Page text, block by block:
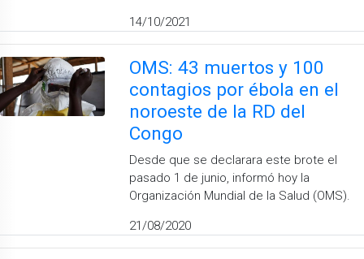
14/10/2021
OMS: 43 muertos y 100
contagios por ébola en el
noroeste de la RD del
Congo
Desde que se declarara este brote el
pasado 1 de junio, informó hoy la
Organización Mundial de la Salud (OMS).
21/08/2020